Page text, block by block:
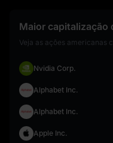
Maior capitalização
Veja as ações americanas
Nvidia Corp.
Alphabet Inc.
Alphabet Inc.
Apple Inc.